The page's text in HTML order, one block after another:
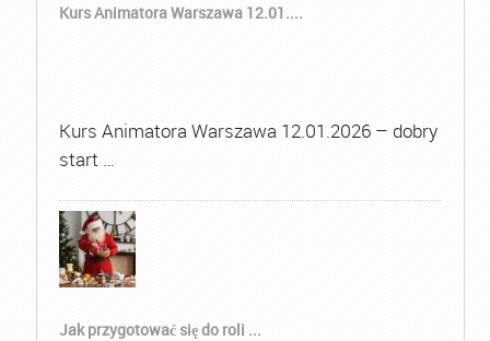
Kurs Animatora Warszawa 12.01....
Kurs Animatora Warszawa 12.01.2026 – dobry
start …
Jak przygotować się do roli ...